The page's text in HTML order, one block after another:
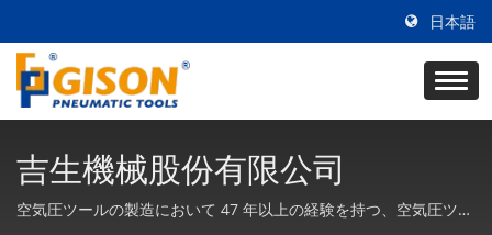
日本語
吉生機械股份有限公司
空気圧ツールの製造において 47 年以上の経験を持つ、空気圧ツー